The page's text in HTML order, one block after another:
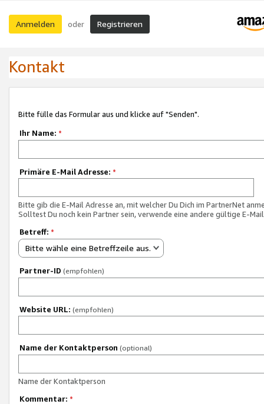
Anmelden oder Registrieren
Kontakt
Bitte fülle das Formular aus und klicke auf "Senden".
Ihr Name: *
Primäre E-Mail Adresse: *
Bitte gib die E-Mail Adresse an, mit welcher Du Dich im PartnerNet
Solltest Du noch kein Partner sein, verwende eine andere gültige E-
Betreff: *
Bitte wähle eine Betreffzeile aus.
Partner-ID (empfohlen)
Website URL: (empfohlen)
Name der Kontaktperson (optional)
Name der Kontaktperson
Kommentar: *